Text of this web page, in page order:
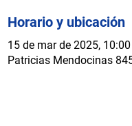
Horario y ubicación
15 de mar de 2025,
Patricias Mendocinas